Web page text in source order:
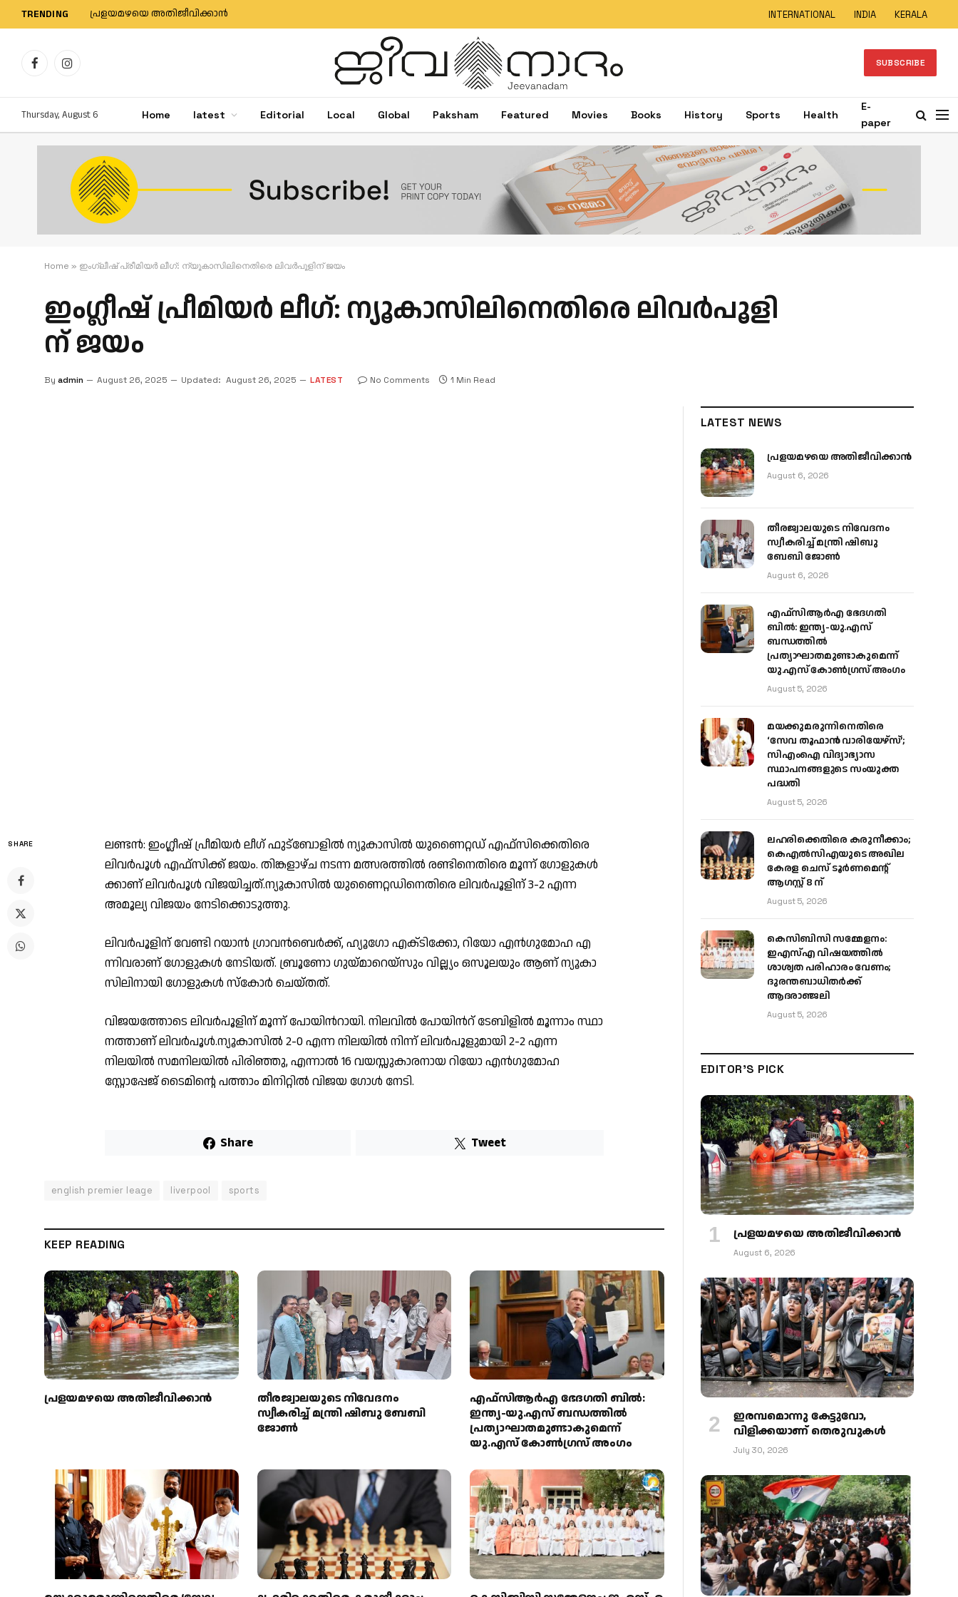
TRENDING പ്രളയമഴയെ അതിജീവിക്കാന്‍ INTERNATIONAL INDIA KERALA
FacebookInstagram SUBSCRIBE
Thursday, August 6 Home latest Editorial Local Global Paksham Featured Movies Books History Sports Health
E-
paper
Home » ഇം​ഗ്ലീ​ഷ് പ്രീ​മി​യ​ർ ലീ​ഗ്: ന്യൂ​കാ​സി​ലി​നെ​തി​രെ ലി​വ​ർ​പൂ​ളി​ന് ജ​യം
ഇം​ഗ്ലീ​ഷ് പ്രീ​മി​യ​ർ ലീ​ഗ്: ന്യൂ​കാ​സി​ലി​നെ​തി​രെ ലി​വ​ർ​പൂ​ളി​
ന് ജ​യം
By admin August 26, 2025 Updated: August 26, 2025 LATEST No Comments 1 Min Read
SHARE
ല​ണ്ട​ൻ‌: ഇം​ഗ്ലീ​ഷ് പ്രീ​മി​യ​ർ ലീ​ഗ് ഫു​ട്ബോ​ളി​ൽ ന്യൂ​കാ​സി​ൽ യു​ണൈ​റ്റ​ഡ് എ​ഫ്സി​ക്കെ​തി​രെ
ലി​വ​ർ​പൂ​ൾ എ​ഫ്സി​ക്ക് ജ​യം. തി​ങ്ക​ളാ​ഴ്ച ന​ട​ന്ന മ​ത്സ​ര​ത്തി​ൽ ര​ണ്ടി​നെ​തി​രെ മൂ​ന്ന് ഗോ​ളു​ക​ൾ​
ക്കാ​ണ് ലി​വ​ർ​പൂ​ൾ വി​ജ​യി​ച്ച​ത്.ന്യൂകാസിൽ യുണൈറ്റഡിനെതിരെ ലിവർപൂളിന് 3-2 എന്ന
അമൂല്യ വിജയം നേടിക്കൊടുത്തു.
ലി​വ​ർ​പൂ​ളി​ന് വേ​ണ്ടി റ​യാ​ൻ ഗ്രാ​വ​ൻ​ബെ​ർ​ക്ക്, ഹ്യൂ​ഗോ എ​ക്‌​ടി​ക്കോ, റി​യോ എ​ൻ​ഗു​മോ​ഹ എ​
ന്നി​വ​രാ​ണ് ഗോ​ളു​ക​ൾ നേ​ടി​യ​ത്. ബ്രൂ​ണോ ഗു​യ്മാ​റെ​യ്സും വി​ല്ല്യം ഒ​സൂ​ല​യും ആ​ണ് ന്യൂ​കാ​
സി​ലി​നാ​യി ഗോ​ളു​ക​ൾ സ്കോ​ർ ചെ​യ്ത​ത്.
വി​ജ​യ​ത്തോ​ടെ ലി​വ​ർ​പൂ​ളി​ന് മൂ​ന്ന് പോ​യി​ൻറാ​യി. നി​ല​വി​ൽ പോ​യി​ൻറ് ടേ​ബി​ളി​ൽ മൂ​ന്നാം സ്ഥാ​
ന​ത്താ​ണ് ലി​വ​ർ​പൂ​ൾ.ന്യൂകാസിൽ 2-0 എന്ന നിലയിൽ നിന്ന് ലിവർപൂളുമായി 2-2 എന്ന
നിലയിൽ സമനിലയിൽ പിരിഞ്ഞു, എന്നാൽ 16 വയസ്സുകാരനായ റിയോ എൻഗുമോഹ
സ്റ്റോപ്പേജ് ടൈമിന്റെ പത്താം മിനിറ്റിൽ വിജയ ഗോൾ നേടി.
Share Tweet
english premier leage liverpool sports
KEEP READING
പ്രളയമഴയെ അതിജീവിക്കാന്‍
തീരജ്വാലയുടെ നിവേദനം
സ്വീകരിച്ച് മന്ത്രി ഷിബു ബേബി
ജോൺ
എഫ്‌സിആർഎ ഭേദഗതി ബിൽ:
ഇന്ത്യ-യു.എസ് ബന്ധത്തിൽ
പ്രത്യാഘാതമുണ്ടാകുമെന്ന്
യു.എസ് കോൺഗ്രസ് അംഗം
LATEST NEWS
പ്രളയമഴയെ അതിജീവിക്കാന്‍
August 6, 2026
തീരജ്വാലയുടെ നിവേദനം
സ്വീകരിച്ച് മന്ത്രി ഷിബു
ബേബി ജോൺ
August 6, 2026
എഫ്‌സിആർഎ ഭേദഗതി
ബിൽ: ഇന്ത്യ-യു.എസ്
ബന്ധത്തിൽ
പ്രത്യാഘാതമുണ്ടാകുമെന്ന്
യു.എസ് കോൺഗ്രസ് അംഗം
August 5, 2026
മയക്കുമരുന്നിനെതിരെ
‘സേവ തൂഫാൻ വാരിയേഴ്‌സ്’;
സിഎംഐ വിദ്യാഭ്യാസ
സ്ഥാപനങ്ങളുടെ സംയുക്ത
പദ്ധതി
August 5, 2026
ലഹരിക്കെതിരെ കരുനീക്കാം;
കെഎൽസിഎയുടെ അഖില
കേരള ചെസ് ടൂർണമെന്റ്
ആഗസ്റ്റ് 8 ന്
August 5, 2026
കെസിബിസി സമ്മേളനം:
ഇഎസ്എ വിഷയത്തിൽ
ശാശ്വത പരിഹാരം വേണം;
ദുരന്തബാധിതർക്ക്
ആദരാഞ്ജലി
August 5, 2026
EDITOR'S PICK
പ്രളയമഴയെ അതിജീവിക്കാന്‍
August 6, 2026
ഇരമ്പമൊന്നു കേട്ടുവോ,
വിളിക്കയാണ് തെരുവുകള്‍
July 30, 2026